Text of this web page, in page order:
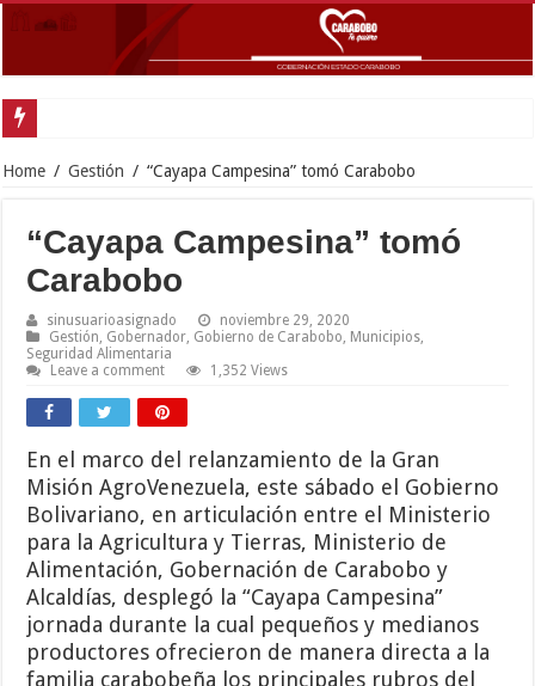
Home / Gestión / “Cayapa Campesina” tomó Carabobo
“Cayapa Campesina” tomó
Carabobo
sinusuarioasignado
noviembre 29, 2020
Gestión Gobernador Gobierno de Carabobo Municipios
Seguridad Alimentaria
Leave a comment
1,352 Views
En el marco del relanzamiento de la Gran
Misión AgroVenezuela, este sábado el Gobierno
Bolivariano, en articulación entre el Ministerio
para la Agricultura y Tierras, Ministerio de
Alimentación, Gobernación de Carabobo y
Alcaldías, desplegó la “Cayapa Campesina”
jornada durante la cual pequeños y medianos
productores ofrecieron de manera directa a la
familia carabobeña los principales rubros del